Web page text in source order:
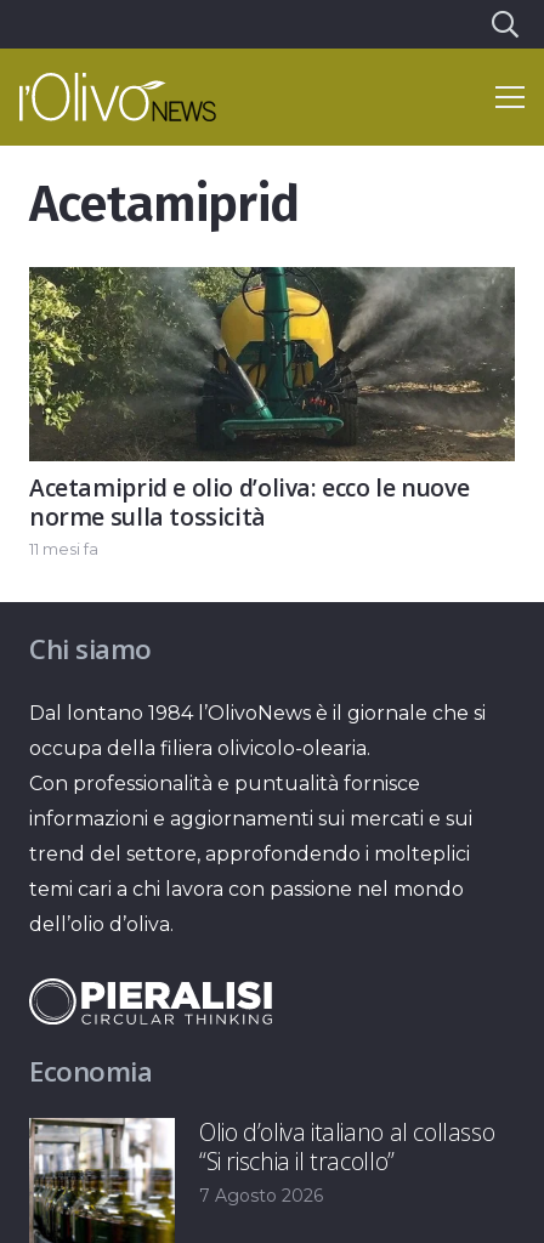
Acetamiprid
Acetamiprid e olio d’oliva: ecco le nuove
norme sulla tossicità
11 mesi fa
Chi siamo
Dal lontano 1984 l’OlivoNews è il giornale che si
occupa della filiera olivicolo-olearia.
Con professionalità e puntualità fornisce
informazioni e aggiornamenti sui mercati e sui
trend del settore, approfondendo i molteplici
temi cari a chi lavora con passione nel mondo
dell’olio d’oliva.
Economia
Olio d’oliva italiano al collasso
“Si rischia il tracollo”
7 Agosto 2026